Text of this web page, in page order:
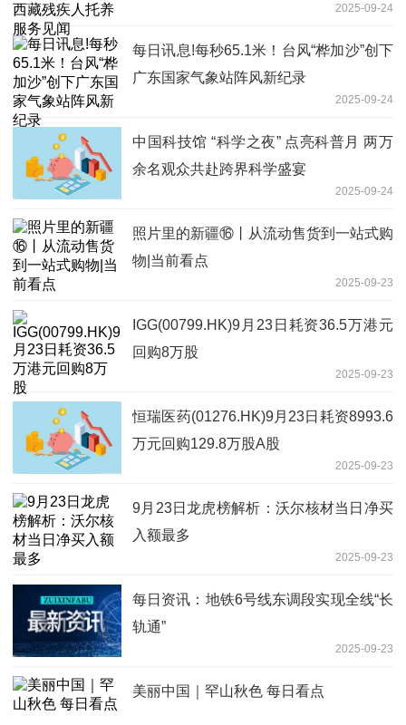
2025-09-24
每日讯息!每秒65.1米！台风“桦加沙”创下
广东国家气象站阵风新纪录
2025-09-24
中国科技馆 “科学之夜” 点亮科普月 两万
余名观众共赴跨界科学盛宴
2025-09-24
照片里的新疆⑯丨从流动售货到一站式购
物|当前看点
2025-09-23
IGG(00799.HK)9月23日耗资36.5万港元
回购8万股
2025-09-23
恒瑞医药(01276.HK)9月23日耗资8993.6
万元回购129.8万股A股
2025-09-23
9月23日龙虎榜解析：沃尔核材当日净买
入额最多
2025-09-23
每日资讯：地铁6号线东调段实现全线“长
轨通”
2025-09-23
美丽中国｜罕山秋色 每日看点